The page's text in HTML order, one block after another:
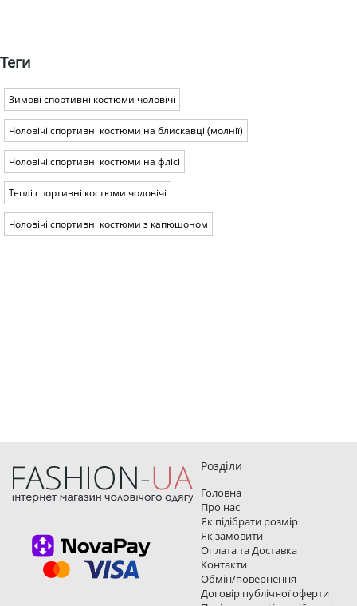
Теги
Зимові спортивні костюми чоловічі
Чоловічі спортивні костюми на блискавці (молнії)
Чоловічі спортивні костюми на флісі
Теплі спортивні костюми чоловічі
Чоловічі спортивні костюми з капюшоном
Розділи
Головна
Про нас
Як підібрати розмір
Як замовити
Оплата та Доставка
Контакти
Обмін/повернення
Договір публічної оферти